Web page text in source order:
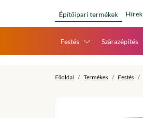
Építőipari termékek Hírek
Festés Szárazépítés
Főoldal Termékek Festés